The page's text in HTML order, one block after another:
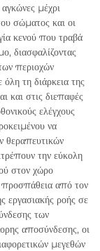
μέχρι
σώματος και οι
κενού που τραβά
διασφαλίζοντας
περιοχών
τη διάρκεια της
και στις διεπαφές
ελέγχους
να
θεραπευτικών
την εύκολη
στον χώρο
προσπάθεια από τον
εργασιακής ροής σε
των
αποσύνδεσης, οι
μεγεθών